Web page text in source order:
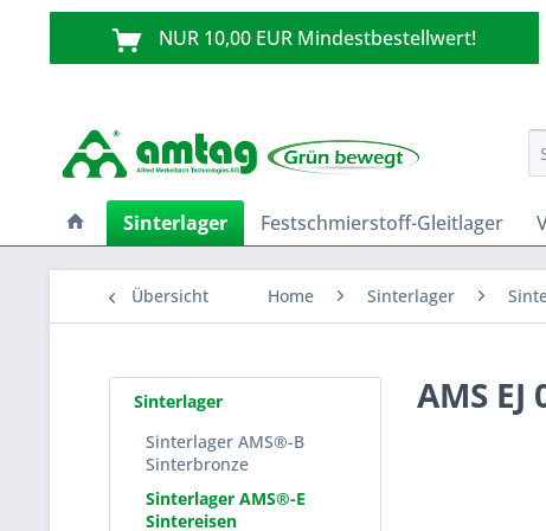
NUR 10,00 EUR Mindestbestellwert!
Sinterlager Festschmierstoff-Gleitlager
Übersicht Home Sinterlager
Sinterlager
Sinterlager AMS®-B
Sinterbronze
Sinterlager AMS®-E
Sintereisen
AMS EJ